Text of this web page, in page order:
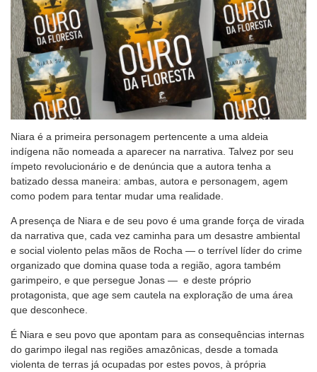
Niara é a primeira personagem pertencente a uma aldeia
indígena não nomeada a aparecer na narrativa. Talvez por seu
ímpeto revolucionário e de denúncia que a autora tenha a
batizado dessa maneira: ambas, autora e personagem, agem
como podem para tentar mudar uma realidade.
A presença de Niara e de seu povo é uma grande força de virada
da narrativa que, cada vez caminha para um desastre ambiental
e social violento pelas mãos de Rocha — o terrível líder do crime
organizado que domina quase toda a região, agora também
garimpeiro, e que persegue Jonas — e deste próprio
protagonista, que age sem cautela na exploração de uma área
que desconhece.
É Niara e seu povo que apontam para as consequências internas
do garimpo ilegal nas regiões amazônicas, desde a tomada
violenta de terras já ocupadas por estes povos, à própria